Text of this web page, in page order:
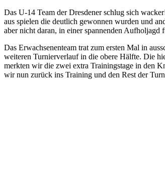
Das U-14 Team der Dresdener schlug sich
aus spielen die deutlich gewonnen wurden und
aber nicht daran, in einer spannenden
Das Erwachsenenteam trat zum ersten Mal in
weiteren Turnierverlauf in die obere Hälfte. Die
merkten wir die zwei extra Trainingstage in den
wir nun zurück ins Training und den Rest der